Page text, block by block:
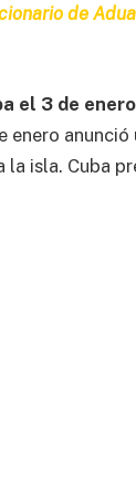
de
el 3 de
enero
la isla. Cuba